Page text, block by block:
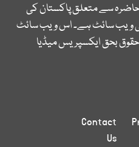
حاضرہ سے متعلق پاکستان کی
ویب سائٹ ہے۔ اس ویب سائٹ
بحق ایکسپریس میڈیا
Contact
Us